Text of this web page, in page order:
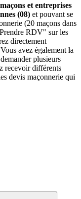
et entreprises
(08) et pouvant se
(20 maçons dans
RDV" sur les
directement
avez également la
plusieurs
recevoir différents
devis maçonnerie qui